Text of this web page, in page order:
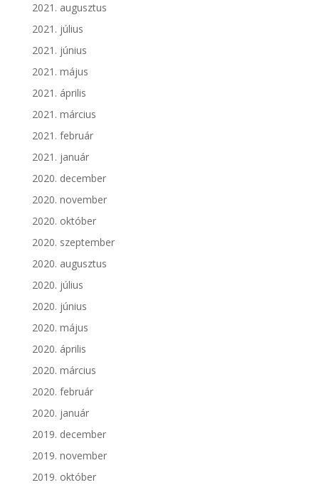
2021. augusztus
2021. július
2021. június
2021. május
2021. április
2021. március
2021. február
2021. január
2020. december
2020. november
2020. október
2020. szeptember
2020. augusztus
2020. július
2020. június
2020. május
2020. április
2020. március
2020. február
2020. január
2019. december
2019. november
2019. október